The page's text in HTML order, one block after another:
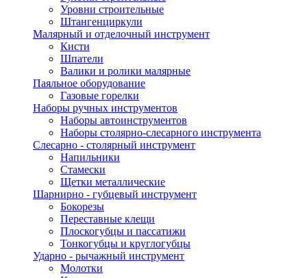
Уровни строительные
Штангенциркули
Малярный и отделочный инструмент
Кисти
Шпатели
Валики и ролики малярные
Паяльное оборудование
Газовые горелки
Наборы ручных инструментов
Наборы автоинструментов
Наборы столярно-слесарного инструмента
Слесарно - столярный инструмент
Напильники
Стамески
Щетки металлические
Шарнирно - губцевый инструмент
Бокорезы
Переставные клещи
Плоскогубцы и пассатижи
Тонкогубцы и круглогубцы
Ударно - рычажный инструмент
Молотки